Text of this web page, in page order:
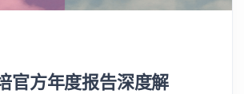
官方年度报告深度解